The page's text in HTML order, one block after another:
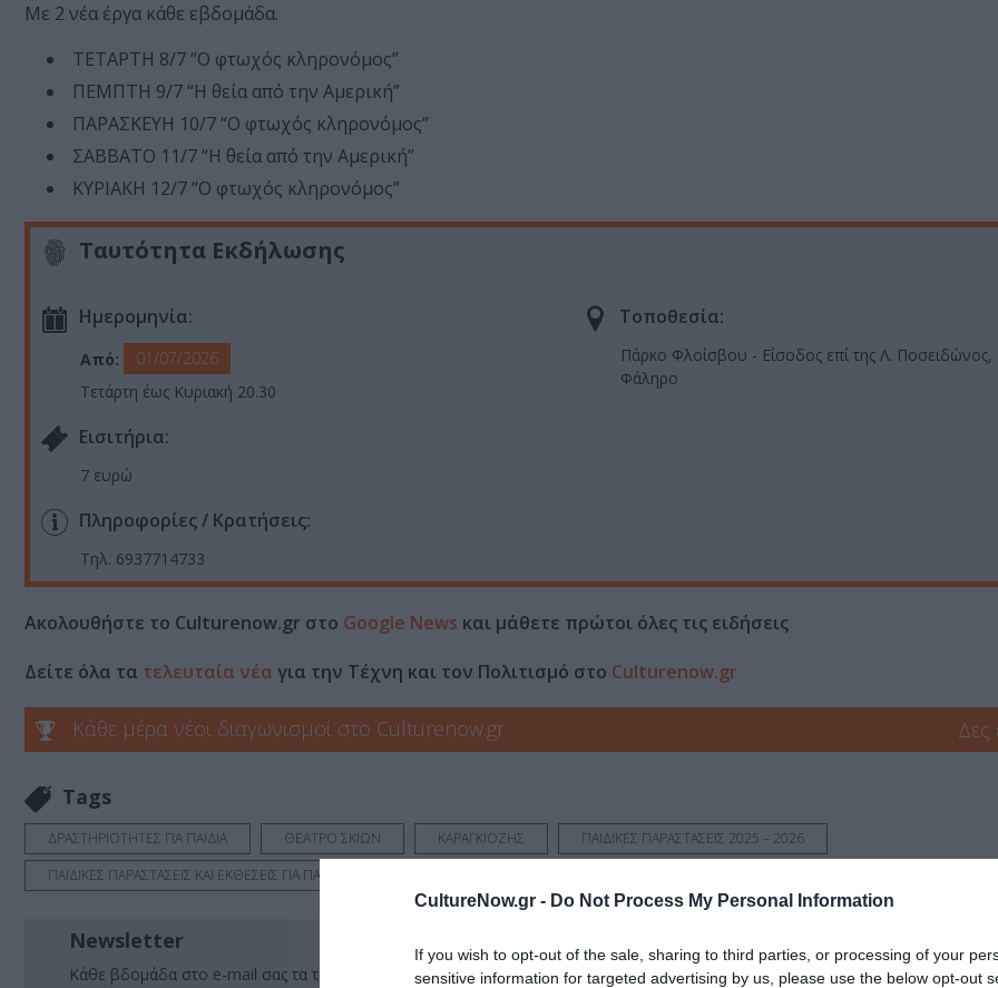
CultureNow.gr - Do Not Process My Personal Information
If you wish to opt-out of the sale, sharing to third parties, or processing of your
sensitive information for targeted advertising by us, please use the below opt-out
Με 2 νέα έργα κάθε εβδομάδα.
ΤΕΤΑΡΤΗ 8/7 “Ο φτωχός κληρονόμος”
ΠΕΜΠΤΗ 9/7 “Η θεία από την Αμερική”
ΠΑΡΑΣΚΕΥΗ 10/7 “O φτωχός κληρονόμος”
ΣΑΒΒΑΤΟ 11/7 “Η θεία από την Αμερική”
ΚΥΡΙΑΚΗ 12/7 “Ο φτωχός κληρονόμος”
Ταυτότητα Εκδήλωσης
Ημερομηνία:
Από:
01/07/2026
Τετάρτη έως Κυριακή 20.30
Τοποθεσία:
Πάρκο Φλοίσβου - Είσοδος επί της Λ. Ποσειδώνος,
Φάληρο
Eισιτήρια:
7 ευρώ
Πληροφορίες / Κρατήσεις:
Τηλ. 6937714733
Ακολουθήστε το Culturenow.gr στο Google News και μάθετε πρώτοι όλες τις ειδήσεις
Δείτε όλα τα τελευταία νέα για την Τέχνη και τον Πολιτισμό στο Culturenow.gr
Κάθε μέρα νέοι διαγωνισμοί στο Culturenow.gr Δες
Tags
ΔΡΑΣΤΗΡΙΟΤΗΤΕΣ ΓΙΑ ΠΑΙΔΙΑ ΘΕΑΤΡΟ ΣΚΙΩΝ ΚΑΡΑΓΚΙΟΖΗΣ
ΠΑΙΔΙΚΕΣ ΠΑΡΑΣΤΑΣΕΙΣ 2025 – 2026
ΠΑΙΔΙΚΕΣ ΠΑΡΑΣΤΑΣΕΙΣ ΚΑΙ ΕΚΘΕΣΕΙΣ ΓΙΑ ΠΑΙΔΙΑ
Newsletter
Κάθε βδομάδα στο e-mail σας τα τελευταία νέα για την Τέχνη και τον Πολιτισμό!